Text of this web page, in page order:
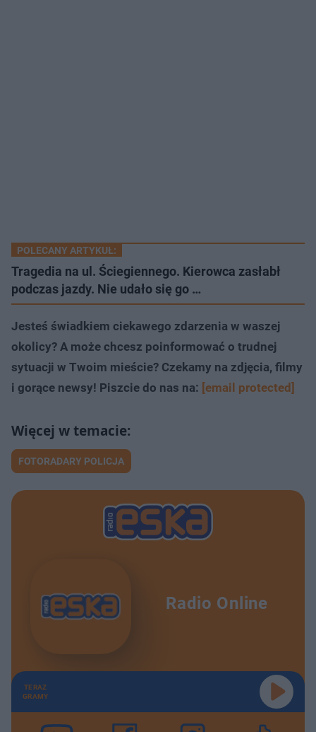
POLECANY ARTYKUŁ:
Tragedia na ul. Ściegiennego. Kierowca zasłabł
podczas jazdy. Nie udało się go …
Jesteś świadkiem ciekawego zdarzenia w waszej
okolicy? A może chcesz poinformować o trudnej
sytuacji w Twoim mieście? Czekamy na zdjęcia, filmy
i gorące newsy! Piszcie do nas na: [email protected]
FOTORADARY POLICJA
Radio Online
TERAZ
GRAMY